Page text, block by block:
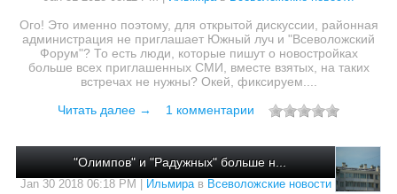
Ого! Это именно поэтому, для открытой дискуссии, районная
администрация не приглашает Южный луч и "Всеволожский
Форум"? То есть люди, которые пишут о новостройках
больше всех приглашенных СМИ, вместе взятых, на таких
встречах не нужны? Окей, фиксируем....
Читать далее →
1 комментарии
"Олимпов" и "Радужных" больше н...
Jan 30 2018 06:18 PM | Ильмирав Всеволожские новости